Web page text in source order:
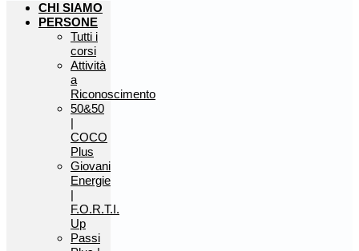
CHI SIAMO
PERSONE
Tutti i
corsi
Attività
a
Riconoscimento
50&50
|
COCO
Plus
Giovani
Energie
|
F.O.R.T.I.
Up
Passi